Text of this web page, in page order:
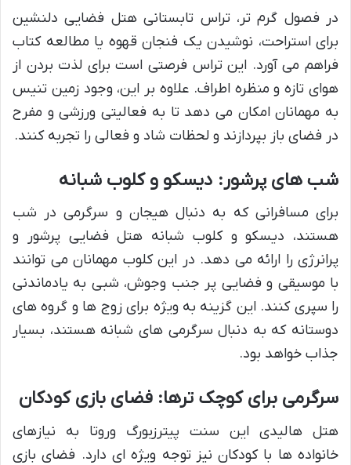
در فصول گرم تر، تراس تابستانی هتل فضایی دلنشین
برای استراحت، نوشیدن یک فنجان قهوه یا مطالعه کتاب
فراهم می آورد. این تراس فرصتی است برای لذت بردن از
هوای تازه و منظره اطراف. علاوه بر این، وجود زمین تنیس
به مهمانان امکان می دهد تا به فعالیتی ورزشی و مفرح
در فضای باز بپردازند و لحظات شاد و فعالی را تجربه کنند.
شب های پرشور: دیسکو و کلوب شبانه
برای مسافرانی که به دنبال هیجان و سرگرمی در شب
هستند، دیسکو و کلوب شبانه هتل فضایی پرشور و
پرانرژی را ارائه می دهد. در این کلوب مهمانان می توانند
با موسیقی و فضایی پر جنب وجوش، شبی به یادماندنی
را سپری کنند. این گزینه به ویژه برای زوج ها و گروه های
دوستانه که به دنبال سرگرمی های شبانه هستند، بسیار
جذاب خواهد بود.
سرگرمی برای کوچک ترها: فضای بازی کودکان
هتل هالیدی این سنت پیترزبورگ وروتا به نیازهای
خانواده ها با کودکان نیز توجه ویژه ای دارد. فضای بازی